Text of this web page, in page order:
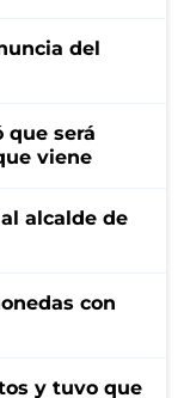
del
será
viene
alcalde de
con
y tuvo que